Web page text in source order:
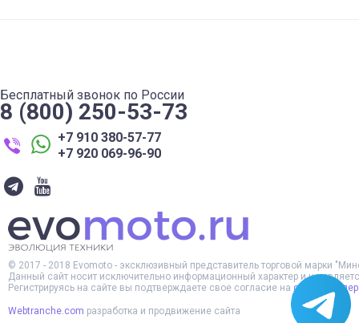
Бесплатный звонок по России
8 (800) 250-53-73
+7 910 380-57-77
+7 920 069-96-90
© 2017 - 2018 Evomoto - эксклюзивный представитель торговой марки
Данный сайт носит исключительно информационный характер и не
Регистрируясь на сайте вы подтверждаете свое согласие на обработку
Webtranche.com разработка и продвижение сайта